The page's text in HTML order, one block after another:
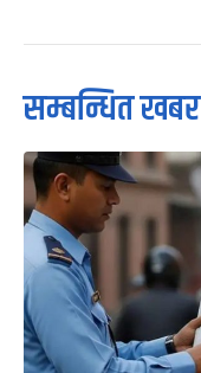
सम्बन्धित खबर